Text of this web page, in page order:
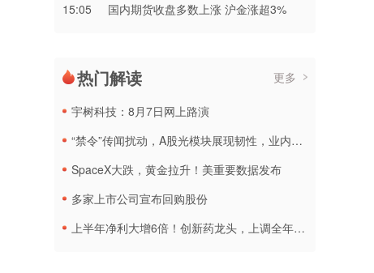
15:05
国内期货收盘多数上涨 沪金涨超3%
热门解读 更多
宇树科技：8月7日网上路演
“禁令”传闻扰动，A股光模块展现韧性，业内人士：预计落地难度大
SpaceX大跌，黄金拉升！美重要数据发布
多家上市公司宣布回购股份
上半年净利大增6倍！创新药龙头，上调全年营收预测